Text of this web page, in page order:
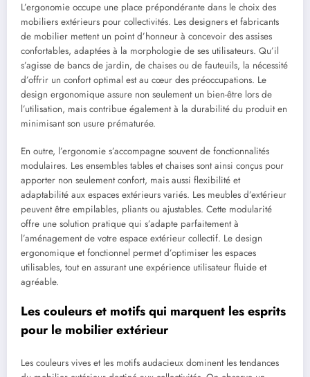
L’ergonomie occupe une place prépondérante dans le choix des
mobiliers extérieurs pour collectivités. Les designers et fabricants
de mobilier mettent un point d’honneur à concevoir des assises
confortables, adaptées à la morphologie de ses utilisateurs. Qu’il
s’agisse de bancs de jardin, de chaises ou de fauteuils, la nécessité
d’offrir un confort optimal est au cœur des préoccupations. Le
design ergonomique assure non seulement un bien-être lors de
l’utilisation, mais contribue également à la durabilité du produit en
minimisant son usure prématurée.
En outre, l’ergonomie s’accompagne souvent de fonctionnalités
modulaires. Les ensembles tables et chaises sont ainsi conçus pour
apporter non seulement confort, mais aussi flexibilité et
adaptabilité aux espaces extérieurs variés. Les meubles d’extérieur
peuvent être empilables, pliants ou ajustables. Cette modularité
offre une solution pratique qui s’adapte parfaitement à
l’aménagement de votre espace extérieur collectif. Le design
ergonomique et fonctionnel permet d’optimiser les espaces
utilisables, tout en assurant une expérience utilisateur fluide et
agréable.
Les couleurs et motifs qui marquent les esprits
pour le mobilier extérieur
Les couleurs vives et les motifs audacieux dominent les tendances